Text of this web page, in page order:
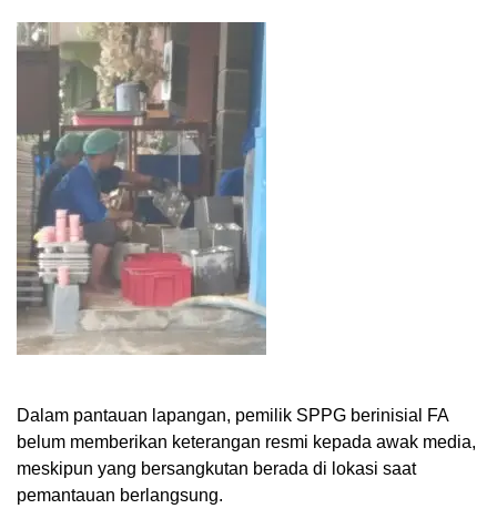
Dalam pantauan lapangan, pemilik SPPG berinisial FA
belum memberikan keterangan resmi kepada awak media,
meskipun yang bersangkutan berada di lokasi saat
pemantauan berlangsung.